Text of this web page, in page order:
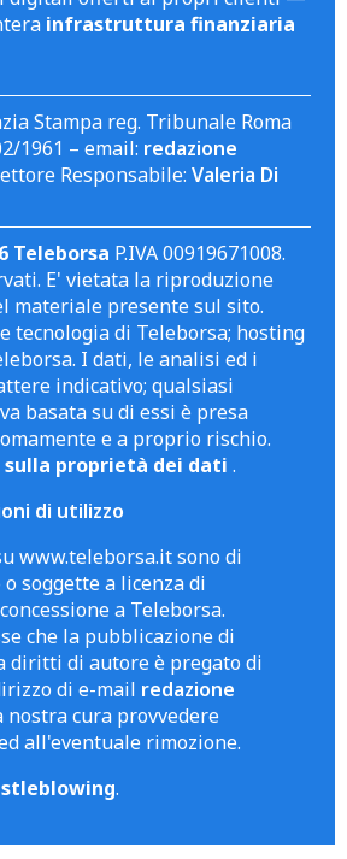
infrastruttura finanziaria
Stampa reg. Tribunale Roma
1961 – email: redazione
Responsabile: Valeria Di
Teleborsa P.IVA 00919671008.
E' vietata la riproduzione
materiale presente sul sito.
tecnologia di Teleborsa; hosting
I dati, le analisi ed i
indicativo; qualsiasi
basata su di essi è presa
e a proprio rischio.
sulla proprietà dei dati .
di utilizzo
www.teleborsa.it sono di
soggette a licenza di
a Teleborsa.
che la pubblicazione di
diritti di autore è pregato di
di e-mail redazione
nostra cura provvedere
all'eventuale rimozione.
.